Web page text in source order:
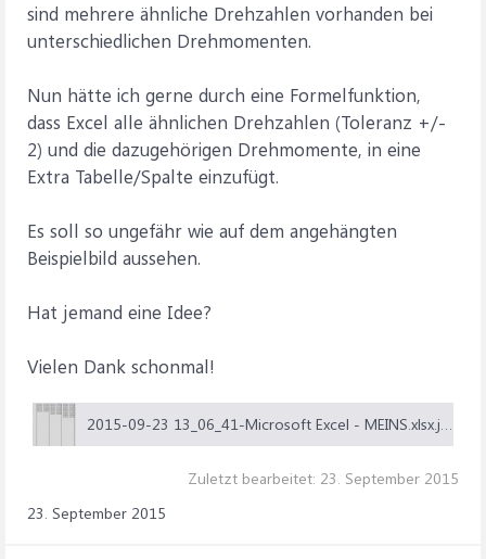
sind mehrere ähnliche Drehzahlen vorhanden bei
unterschiedlichen Drehmomenten.
Nun hätte ich gerne durch eine Formelfunktion,
dass Excel alle ähnlichen Drehzahlen (Toleranz +/-
2) und die dazugehörigen Drehmomente, in eine
Extra Tabelle/Spalte einzufügt.
Es soll so ungefähr wie auf dem angehängten
Beispielbild aussehen.
Hat jemand eine Idee?
Vielen Dank schonmal!
2015-09-23 13_06_41-Microsoft Excel - MEINS.xlsx.jpg (98,3 KB)
Zuletzt bearbeitet: 23. September 2015
23. September 2015